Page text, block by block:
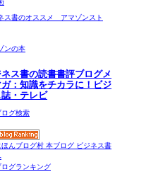
ス書のオススメ アマゾンスト
ンの本
ス書の読書書評ブログメ
：知識をチカラに！ビジ
・テレビ